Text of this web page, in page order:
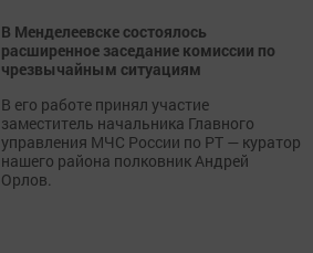
В Менделеевске состоялось
расширенное заседание комиссии по
чрезвычайным ситуациям
В его работе принял участие
заместитель начальника Главного
управления МЧС России по РТ — куратор
нашего района полковник Андрей
Орлов.